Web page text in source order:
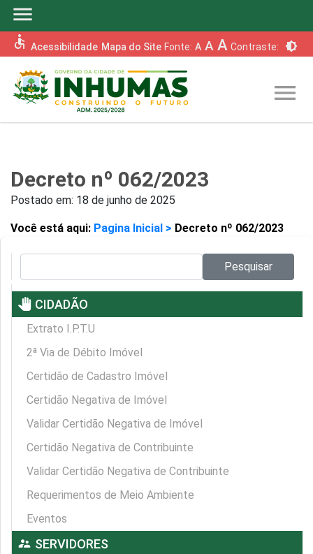
menu
accessible Acessibilidade Mapa do Site Fonte: A A A Contraste: brightness_6
menu
Decreto nº 062/2023
Postado em: 18 de junho de 2025
Você está aqui: Pagina Inicial > Decreto nº 062/2023
Pesquisar
pan_tool CIDADÃO
Extrato I.P.T.U
2ª Via de Débito Imóvel
Certidão de Cadastro Imóvel
Certidão Negativa de Imóvel
Validar Certidão Negativa de Imóvel
Certidão Negativa de Contribuinte
Validar Certidão Negativa de Contribuinte
Requerimentos de Meio Ambiente
Eventos
supervisor_account SERVIDORES